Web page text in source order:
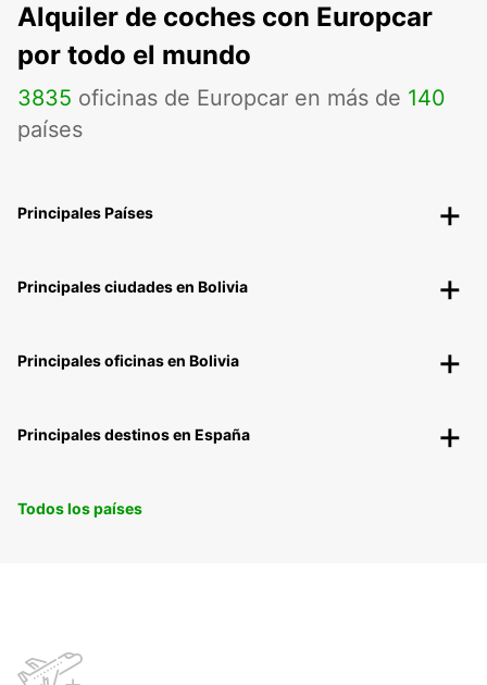
Alquiler de coches con Europcar
por todo el mundo
3835 oficinas de Europcar en más de 140
países
Principales Países
Principales ciudades en Bolivia
Principales oficinas en Bolivia
Principales destinos en España
Todos los países